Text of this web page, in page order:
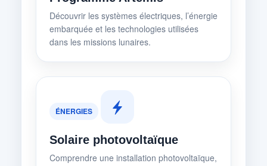
Découvrir les systèmes électriques, l’énergie
embarquée et les technologies utilisées
dans les missions lunaires.
ÉNERGIES
Solaire photovoltaïque
Comprendre une installation photovoltaïque,